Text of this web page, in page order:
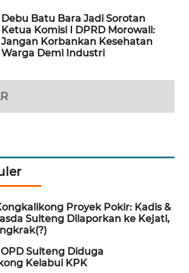
Debu Batu Bara Jadi Sorotan
Ketua Komisi I DPRD Morowali:
Jangan Korbankan Kesehatan
Warga Demi Industri
Proyek Pokir: Kadis &
Sulteng Dilaporkan ke Kejati,
Sulteng Diduga
Kelabui KPK